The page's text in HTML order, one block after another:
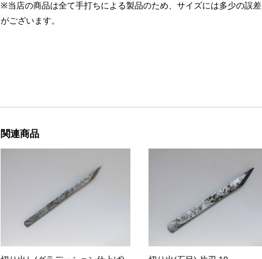
※当店の商品は全て手打ちによる製品のため、サイズには多少の誤差
がございます。
関連商品